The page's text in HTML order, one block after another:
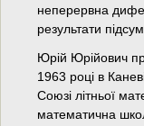
неперервна
результати
Юрій Юрійович
1963 році в
Союзі літньої
математична